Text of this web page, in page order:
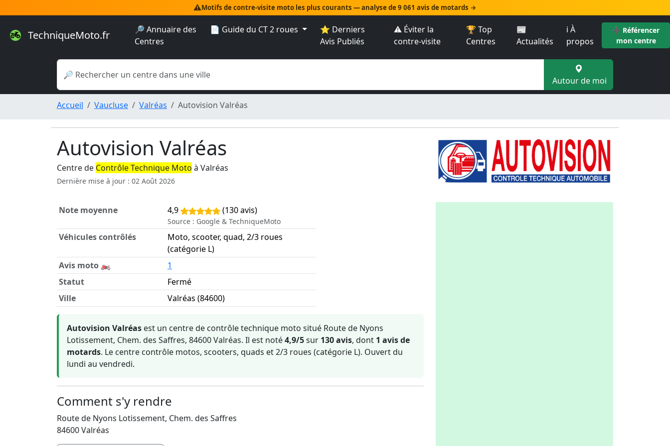
⚠️Motifs de contre-visite moto les plus courants — analyse de 9 061 avis de motards →
TechniqueMoto.fr
🔎 Annuaire des
Centres
📄 Guide du CT 2 roues
⭐ Derniers
Avis Publiés
⚠️ Éviter la
contre-visite
🏆 Top
Centres
📰
Actualités
ℹ️ À
propos
➕ Référencer
mon centre
Autour de moi
Accueil Vaucluse Valréas Autovision Valréas
Autovision Valréas
Centre de Contrôle Technique Moto à Valréas
Dernière mise à jour : 02 Août 2026
Informations clés sur Autovision Valréas
Note moyenne 4,9 (130 avis)
Source : Google & TechniqueMoto
Véhicules contrôlés
Moto, scooter, quad, 2/3 roues
(catégorie L)
Avis moto 🏍️
1
Statut
Fermé
Ville
Valréas (84600)
Autovision Valréas est un centre de contrôle technique moto situé Route de Nyons
Lotissement, Chem. des Saffres, 84600 Valréas. Il est noté4,9/5sur 130 avis, dont 1 avis de
motards. Le centre contrôle motos, scooters, quads et 2/3 roues (catégorie L). Ouvert du
lundi au vendredi.
Comment s'y rendre
Route de Nyons Lotissement, Chem. des Saffres
84600 Valréas